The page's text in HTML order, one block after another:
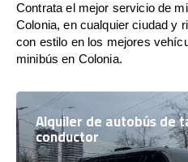
Contrata el mejor servicio de
Colonia, en cualquier ciudad y
con estilo en los mejores
minibús en Colonia.
Alquiler de autobús de
conductor